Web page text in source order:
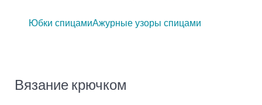
Юбки спицамиАжурные узоры спицами
Вязание крючком